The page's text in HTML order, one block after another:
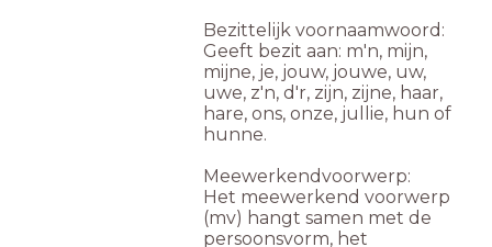
Bezittelijk voornaamwoord:
Geeft bezit aan: m'n, mijn,
mijne, je, jouw, jouwe, uw,
uwe, z'n, d'r, zijn, zijne, haar,
hare, ons, onze, jullie, hun of
hunne.
Meewerkendvoorwerp:
Het meewerkend voorwerp
(mv) hangt samen met de
persoonsvorm, het